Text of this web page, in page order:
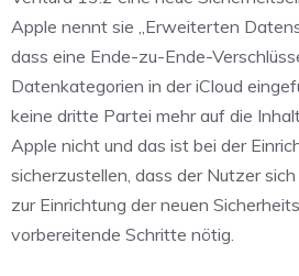
Apple nennt sie „Erweiterten
dass eine Ende-zu-Ende-
Datenkategorien in der iCloud
keine dritte Partei mehr auf die
Apple nicht und das ist bei der
sicherzustellen, dass der Nutzer
zur Einrichtung der neuen
vorbereitende Schritte nötig.